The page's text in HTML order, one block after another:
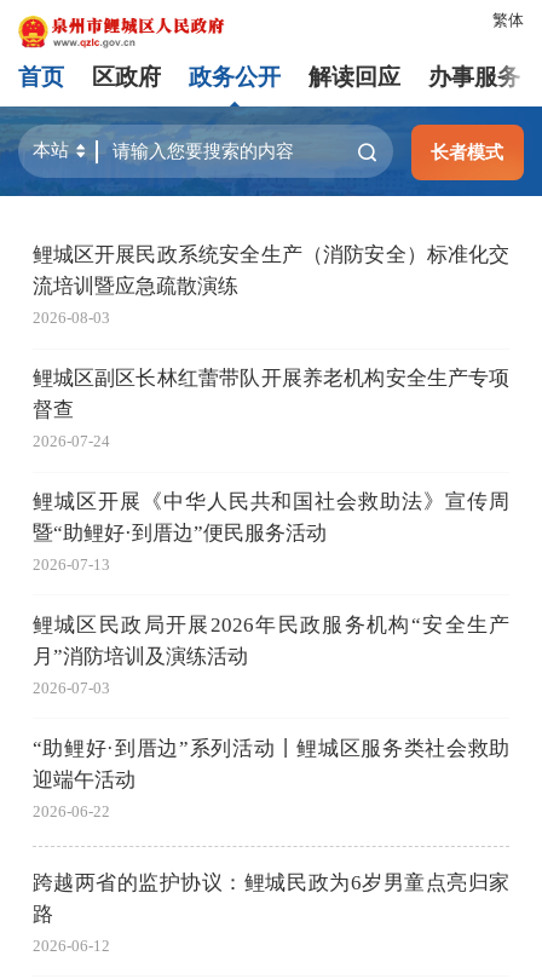
繁体
首页 区政府 政务公开 解读回应 办事服务
长者模式
鲤城区开展民政系统安全生产（消防安全）标准化交
流培训暨应急疏散演练
2026-08-03
鲤城区副区长林红蕾带队开展养老机构安全生产专项
督查
2026-07-24
鲤城区开展《中华人民共和国社会救助法》宣传周
暨“助鲤好·到厝边”便民服务活动
2026-07-13
鲤城区民政局开展2026年民政服务机构“安全生产
月”消防培训及演练活动
2026-07-03
“助鲤好·到厝边”系列活动丨鲤城区服务类社会救助
迎端午活动
2026-06-22
跨越两省的监护协议：鲤城民政为6岁男童点亮归家
路
2026-06-12